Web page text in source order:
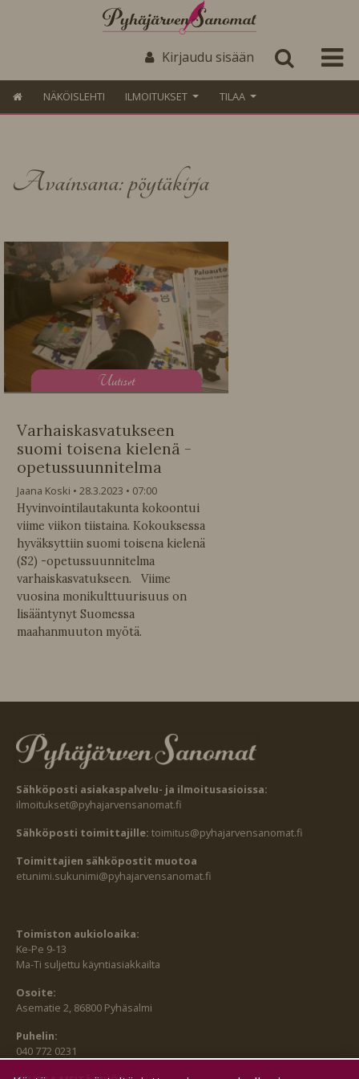
Kirjaudu sisään
NÄKÖISLEHTI ILMOITUKSET TILAA
Avainsana: pöytäkirja
Uutiset
Varhaiskasvatukseen
suomi toisena kielenä -
opetussuunnitelma
Jaana Koski 28.3.2023
07:00
Hyvinvointilautakunta kokoontui
viime viikon tiistaina. Kokouksessa
hyväksyttiin suomi toisena kielenä
(S2) -opetussuunnitelma
varhaiskasvatukseen. Viime
vuosina monikulttuurisuus on
lisääntynyt Suomessa
maahanmuuton myötä.
Sähköposti asiakaspalvelu- ja ilmoitusasioissa:
ilmoitukset@pyhajarvensanomat.fi
Sähköposti toimittajille: toimitus@pyhajarvensanomat.fi
Toimittajien sähköpostit muotoa
etunimi.sukunimi@pyhajarvensanomat.fi
Toimiston aukioloaika:
Ke-Pe 9-13
Ma-Ti suljettu käyntiasiakkailta
Osoite:
Asematie 2, 86800 Pyhäsalmi
Puhelin:
040 772 0231